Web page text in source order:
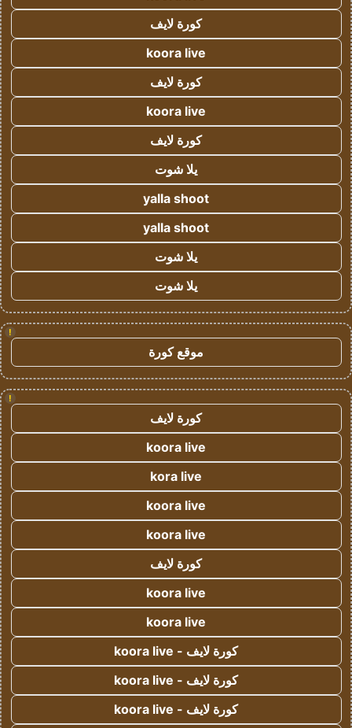
كورة لايف
koora live
كورة لايف
koora live
كورة لايف
يلا شوت
yalla shoot
yalla shoot
يلا شوت
يلا شوت
!
موقع كورة
!
كورة لايف
koora live
kora live
koora live
koora live
كورة لايف
koora live
koora live
كورة لايف - koora live
كورة لايف - koora live
كورة لايف - koora live